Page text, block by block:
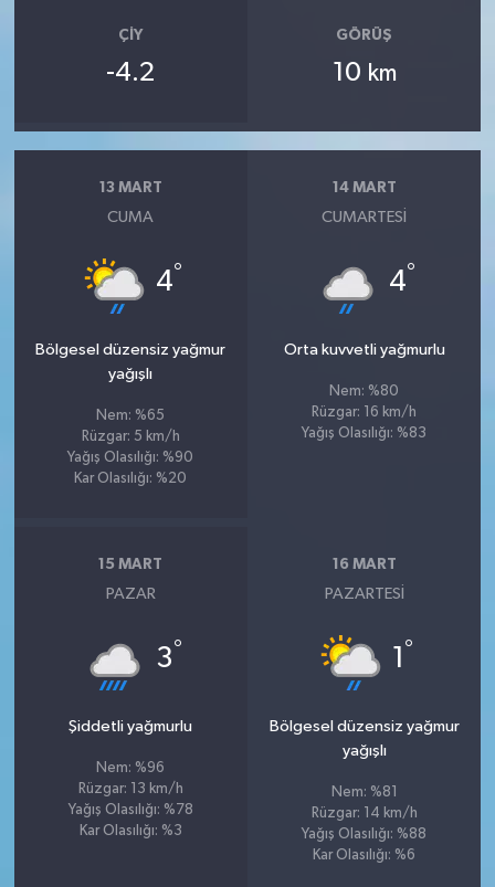
ÇIY
-4.2
GÖRÜŞ
10 km
13 MART
CUMA
4°
Bölgesel düzensiz yağmur
yağışlı
Nem: %65
Rüzgar: 5 km/h
Yağış Olasılığı: %90
Kar Olasılığı: %20
14 MART
CUMARTESI
4°
Orta kuvvetli yağmurlu
Nem: %80
Rüzgar: 16 km/h
Yağış Olasılığı: %83
15 MART
PAZAR
3°
Şiddetli yağmurlu
Nem: %96
Rüzgar: 13 km/h
Yağış Olasılığı: %78
Kar Olasılığı: %3
16 MART
PAZARTESI
1 °
Bölgesel düzensiz yağmur
yağışlı
Nem: %81
Rüzgar: 14 km/h
Yağış Olasılığı: %88
Kar Olasılığı: %6